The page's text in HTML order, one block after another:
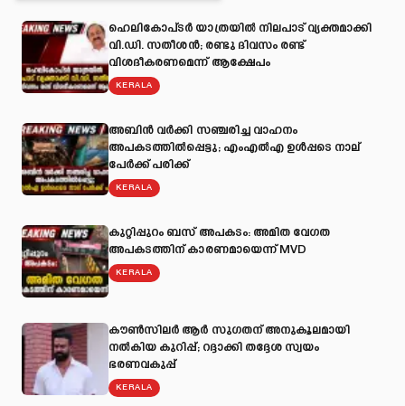
ഹെലികോപ്ടർ യാത്രയിൽ നിലപാട് വ്യക്തമാക്കി
വി.ഡി. സതീശൻ; രണ്ടു ദിവസം രണ്ട്
വിശദീകരണമെന്ന് ആക്ഷേപം
KERALA
അബിന്‍ വര്‍ക്കി സഞ്ചരിച്ച വാഹനം
അപകടത്തില്‍പ്പെട്ടു; എംഎല്‍എ ഉള്‍പ്പടെ നാല്
പേര്‍ക്ക് പരിക്ക്
KERALA
കുറ്റിപ്പുറം ബസ് അപകടം: അമിത വേഗത
അപകടത്തിന് കാരണമായെന്ന് MVD
KERALA
കൗൺസിലർ ആർ സുഗതന് അനുകൂലമായി
നല്‍കിയ കുറിപ്പ്; റദ്ദാക്കി തദ്ദേശ സ്വയം
ഭരണവകുപ്പ്
KERALA